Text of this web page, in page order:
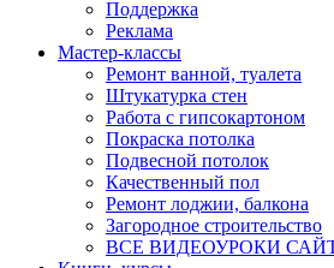
Поддержка
Реклама
Мастер-классы
Ремонт ванной, туалета
Штукатурка стен
Работа с гипсокартоном
Покраска потолка
Подвесной потолок
Качественный пол
Ремонт лоджии, балкона
Загородное строительство
ВСЕ ВИДЕОУРОКИ